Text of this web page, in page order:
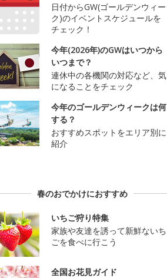
日付からGW(ゴールデンウィー
ク)のイベントスケジュールを
チェック！
今年(2026年)のGWはいつから
いつまで？
連休中の各機関の対応など、気
になることをチェック
今年のゴールデンウィークは何
する？
おすすめスポットをエリア別に
紹介
春のおでかけにおすすめ
いちご狩り特集
家族や友達を誘って新鮮ないち
ごを食べに行こう
全国お花見ガイド